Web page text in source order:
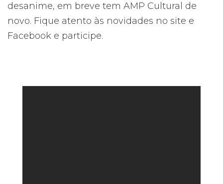
desanime, em breve tem AMP Cultural de
novo. Fique atento às novidades no site e
Facebook e participe.